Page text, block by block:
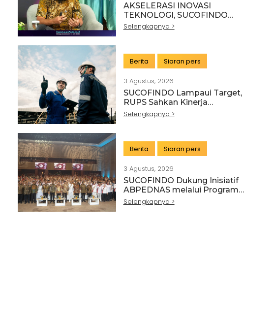
AKSELERASI INOVASI
TEKNOLOGI, SUCOFINDO
GELAR IMPACT PERKUAT
Selengkapnya >
Berita Siaran pers
3 Agustus, 2026
SUCOFINDO Lampaui Target,
RUPS Sahkan Kinerja
Keuangan Tahun Buku 2025
Selengkapnya >
Berita Siaran pers
3 Agustus, 2026
SUCOFINDO Dukung Inisiatif
ABPEDNAS melalui Program
Srikandi Jaga Desa
Selengkapnya >